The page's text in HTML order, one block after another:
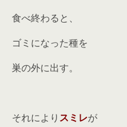
食べ終わると、
ゴミになった種を
巣の外に出す。
それにより スミレが